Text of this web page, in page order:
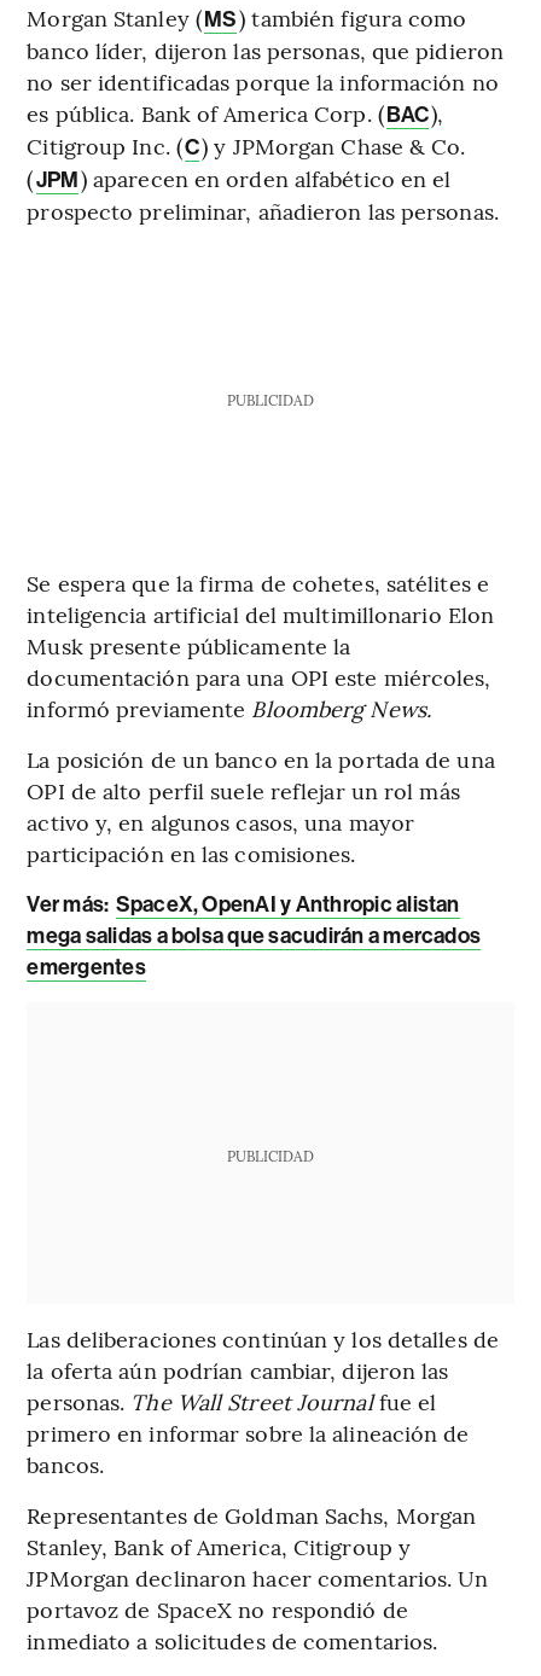
Morgan Stanley (MS) también figura como
banco líder, dijeron las personas, que pidieron
no ser identificadas porque la información no
es pública. Bank of America Corp. (BAC),
Citigroup Inc. (C) y JPMorgan Chase & Co.
(JPM) aparecen en orden alfabético en el
prospecto preliminar, añadieron las personas.
PUBLICIDAD
Se espera que la firma de cohetes, satélites e
inteligencia artificial del multimillonario Elon
Musk presente públicamente la
documentación para una OPI este miércoles,
informó previamente Bloomberg News.
La posición de un banco en la portada de una
OPI de alto perfil suele reflejar un rol más
activo y, en algunos casos, una mayor
participación en las comisiones.
Ver más: SpaceX, OpenAI y Anthropic alistan
mega salidas a bolsa que sacudirán a mercados
emergentes
PUBLICIDAD
Las deliberaciones continúan y los detalles de
la oferta aún podrían cambiar, dijeron las
personas. The Wall Street Journalfue el
primero en informar sobre la alineación de
bancos.
Representantes de Goldman Sachs, Morgan
Stanley, Bank of America, Citigroup y
JPMorgan declinaron hacer comentarios. Un
portavoz de SpaceX no respondió de
inmediato a solicitudes de comentarios.